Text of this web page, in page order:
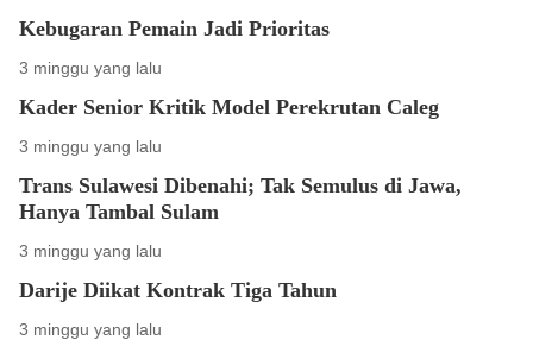
Kebugaran Pemain Jadi Prioritas
3 minggu yang lalu
Kader Senior Kritik Model Perekrutan Caleg
3 minggu yang lalu
Trans Sulawesi Dibenahi; Tak Semulus di Jawa,
Hanya Tambal Sulam
3 minggu yang lalu
Darije Diikat Kontrak Tiga Tahun
3 minggu yang lalu